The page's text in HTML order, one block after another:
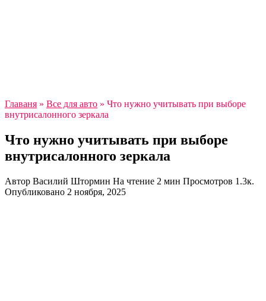
Главаня » Все для авто » Что нужно учитывать при выборе
внутрисалонного зеркала
Что нужно учитывать при выборе
внутрисалонного зеркала
Автор Василий Штормин На чтение 2 мин Просмотров 1.3к.
Опубликовано 2 ноября, 2025